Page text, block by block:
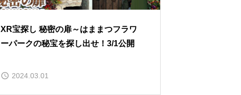
XR宝探し 秘密の扉～はままつフラワ
ーパークの秘宝を探し出せ！3/1公開
2024.03.01